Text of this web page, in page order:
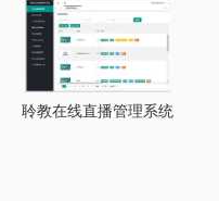
聆教在线直播管理系统